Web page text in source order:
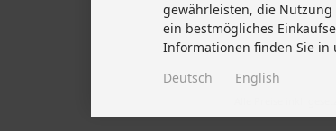
gewährleisten, die
ein bestmögliches
Informationen finden Sie in
Deutsch English